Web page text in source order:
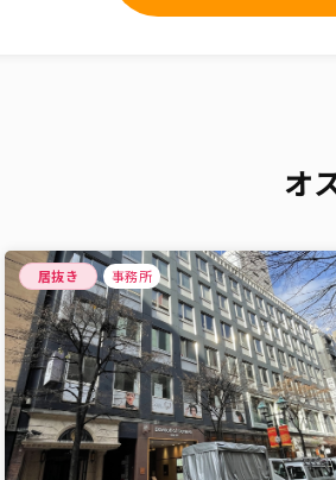
オ
居抜き 事務所